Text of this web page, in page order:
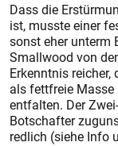
Dass die
ist, musste einer
sonst eher unterm
Smallwood von
Erkenntnis
als fettfreie Masse
entfalten. Der
Botschafter
redlich (siehe Info